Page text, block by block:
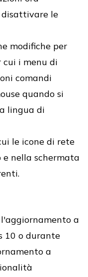
le
modifiche per
cui i menu di
comandi
quando si
lingua di
le icone di rete
nella schermata
a
10 o durante
a